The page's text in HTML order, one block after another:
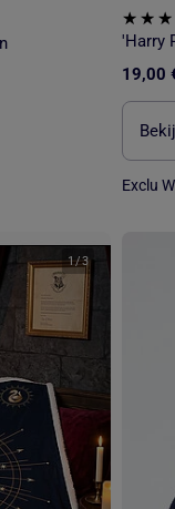
'Harry
19,00
Exclu
1/3